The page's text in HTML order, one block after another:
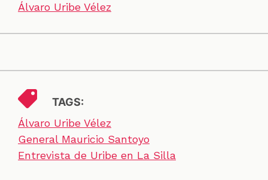
Álvaro Uribe Vélez
TAGS:
Álvaro Uribe Vélez
General Mauricio Santoyo
Entrevista de Uribe en La Silla